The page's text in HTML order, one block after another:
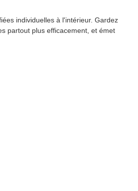
individuelles à l'intérieur. Gardez
partout plus efficacement, et émet